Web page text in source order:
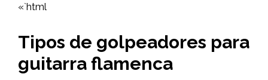
«`html
Tipos de golpeadores para
guitarra flamenca